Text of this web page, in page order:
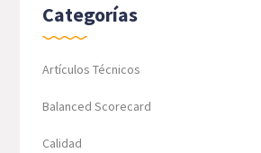
Categorías
Artículos Técnicos
Balanced Scorecard
Calidad